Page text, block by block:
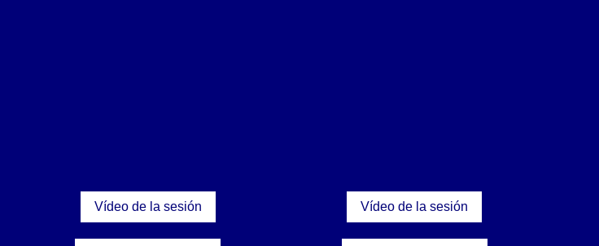
Vídeo de la sesión Vídeo de la sesión